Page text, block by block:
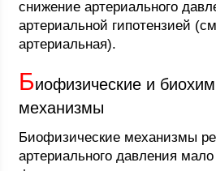
снижение артериального
артериальной гипотензией
артериальная).
Биофизические и
механизмы
Биофизические механизмы
артериального давления